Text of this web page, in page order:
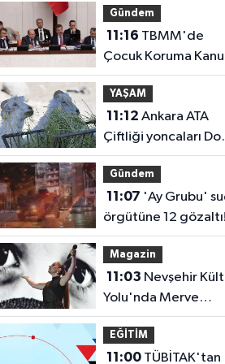
Gündem
11:16
Çocuk Koruma
teklifinin ilk
görüşmeleri
tamamlandı
YAŞAM
11:12 Ankara ATA
Çiftliği yoncaları
Yaşam Parkı'na
ulaştırıldı
Gündem
11:07
örgütüne 12 gözaltı!
Magazin
11:03
Yolu'nda Merve
Özbey coşkusu
EĞİTİM
11:00